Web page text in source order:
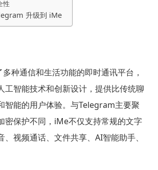
性
升级到 iMe
种通信和生活功能的即时通讯平台，
工智能技术和创新设计，提供比传统聊
智能的用户体验。与Telegram主要聚
密保护不同，iMe不仅支持常规的文字
视频通话、文件共享、AI智能助手、